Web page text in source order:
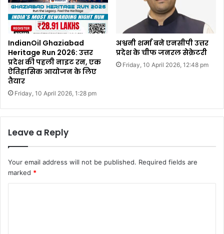
IndianOil Ghaziabad
Heritage Run 2026: उत्तर
प्रदेश की पहली नाइट रन, एक
ऐतिहासिक आयोजन के लिए
तैयार
Friday, 10 April 2026, 1:28 pm
अश्वनी शर्मा बने एनसीपी उत्तर
प्रदेश के चीफ जनरल सेक्रेटरी
Friday, 10 April 2026, 12:48 pm
Leave a Reply
Your email address will not be published. Required fields are
marked *